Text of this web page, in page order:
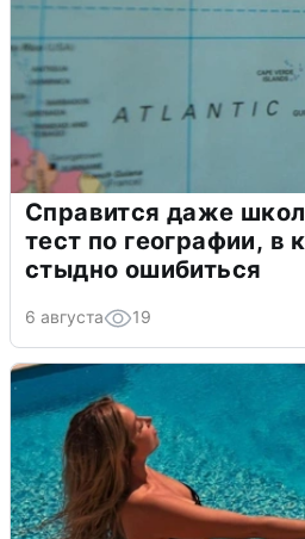
Справится даже
тест по географии, в
стыдно ошибиться
6 августа 19